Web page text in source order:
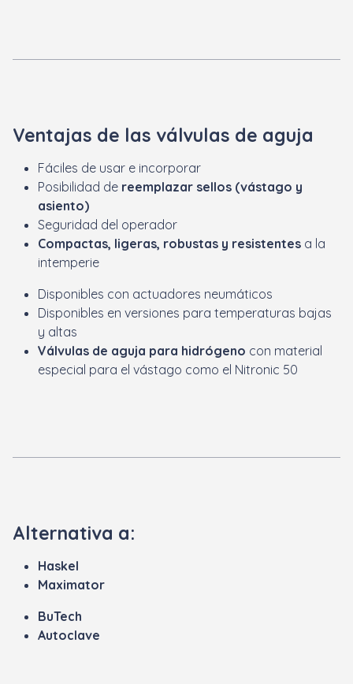
Ventajas de las válvulas de aguja
Fáciles de usar e incorporar
Posibilidad de reemplazar sellos (vástago y
asiento)
Seguridad del operador
Compactas, ligeras, robustas y resistentes a la
intemperie
Disponibles con actuadores neumáticos
Disponibles en versiones para temperaturas bajas
y altas
Válvulas de aguja para hidrógeno con material
especial para el vástago como el Nitronic 50
Alternativa a:
Haskel
Maximator
BuTech
Autoclave